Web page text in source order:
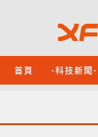
首頁 -科技新聞-